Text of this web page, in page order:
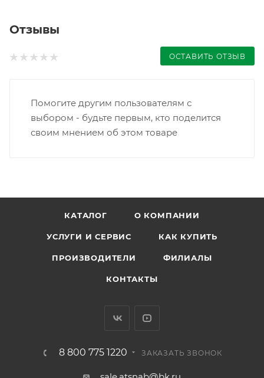
Отзывы
ОСТАВИТЬ ОТЗЫВ
Помогите другим пользователям с
выбором - будьте первым, кто поделится
своим мнением об этом товаре
КАТАЛОГ О КОМПАНИИ
УСЛУГИ И СЕРВИС КАК КУПИТЬ
ПРОИЗВОДИТЕЛИ ФИЛИАЛЫ
КОНТАКТЫ
8 800 775 1220 ЗАКАЗАТЬ ЗВОНОК